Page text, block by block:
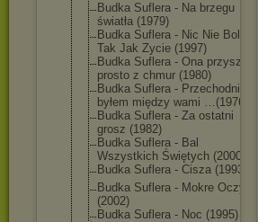
Budka Suflera - Na brzegu
światła (1979)
Budka Suflera - Nic Nie Boli,
Tak Jak Zycie (1997)
Budka Suflera - Ona przyszła
prosto z chmur (1980)
Budka Suflera - Przechodniem
byłem między wami …(1976)
Budka Suflera - Za ostatni
grosz (1982)
Budka Suflera - Bal
Wszystkich Świętych (2000)
Budka Suflera - Cisza (1993)
Budka Suflera - Mokre Oczy
(2002)
Budka Suflera - Noc (1995)